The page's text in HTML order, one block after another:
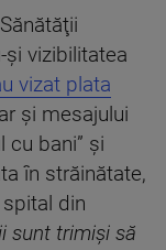
şi vizibilitatea
vizat plata
şi mesajului
cu bani” şi
în străinătate,
din
sunt trimişi să